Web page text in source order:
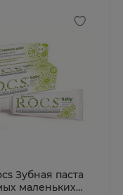
Зубная паста
маленьких